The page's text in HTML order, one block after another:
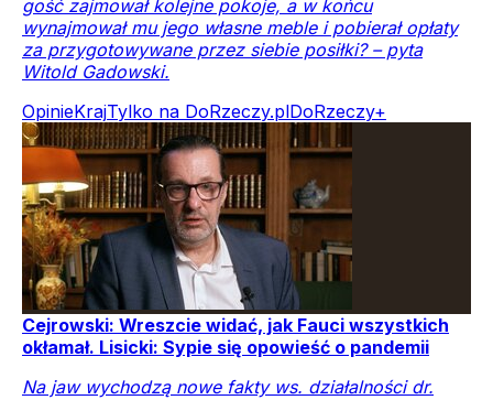
gość zajmował kolejne pokoje, a w końcu
wynajmował mu jego własne meble i pobierał opłaty
za przygotowywane przez siebie posiłki? – pyta
Witold Gadowski.
OpinieKrajTylko na DoRzeczy.plDoRzeczy+
Cejrowski: Wreszcie widać, jak Fauci wszystkich
okłamał. Lisicki: Sypie się opowieść o pandemii
Na jaw wychodzą nowe fakty ws. działalności dr.